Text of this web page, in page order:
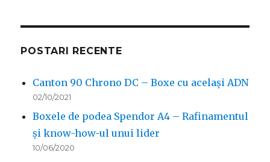
POSTARI RECENTE
Canton 90 Chrono DC – Boxe cu același ADN
02/10/2021
Boxele de podea Spendor A4 – Rafinamentul
și know-how-ul unui lider
10/06/2020